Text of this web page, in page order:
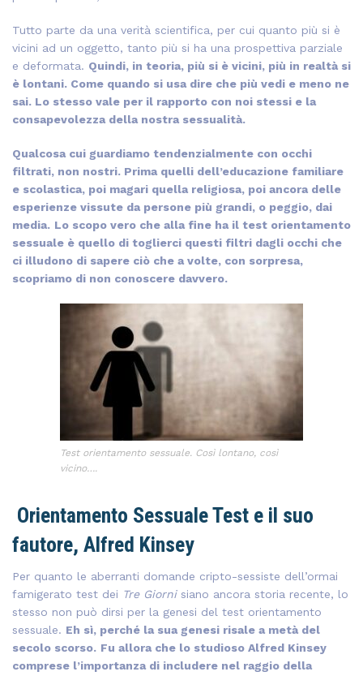
Tutto parte da una verità scientifica, per cui quanto più si è
vicini ad un oggetto, tanto più si ha una prospettiva parziale
e deformata. Quindi, in teoria, più si è vicini, più in realtà si
è lontani. Come quando si usa dire che più vedi e meno ne
sai. Lo stesso vale per il rapporto con noi stessi e la
consapevolezza della nostra sessualità.
Qualcosa cui guardiamo tendenzialmente con occhi
filtrati, non nostri. Prima quelli dell’educazione familiare
e scolastica, poi magari quella religiosa, poi ancora delle
esperienze vissute da persone più grandi, o peggio, dai
media. Lo scopo vero che alla fine ha il test orientamento
sessuale è quello di toglierci questi filtri dagli occhi che
ci illudono di sapere ciò che a volte, con sorpresa,
scopriamo di non conoscere davvero.
Test orientamento sessuale. Così lontano, così
vicino….
Orientamento Sessuale Test e il suo
fautore, Alfred Kinsey
Per quanto le aberranti domande cripto-sessiste dell’ormai
famigerato test dei Tre Giorni siano ancora storia recente, lo
stesso non può dirsi per la genesi del test orientamento
sessuale. Eh sì, perché la sua genesi risale a metà del
secolo scorso. Fu allora che lo studioso Alfred Kinsey
comprese l’importanza di includere nel raggio della